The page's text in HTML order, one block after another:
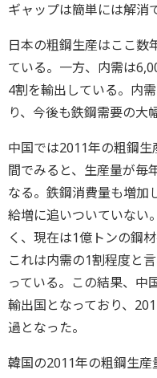
ギャップは簡単には解消
日本の粗鋼生産はここ数
ている。一方、内需は
4割を輸出している。内
り、今後も鉄鋼需要の大
中国では2011年の粗鋼
間でみると、生産量が毎
なる。鉄鋼消費量も増加
給増に追いついていない
く、現在は1億トンの鋼
これは内需の1割程度と
っている。この結果、中
輸出国となっており、
過となった。
韓国の2011年の粗鋼生産